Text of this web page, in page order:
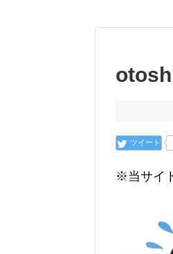
ツイート
※当サイ